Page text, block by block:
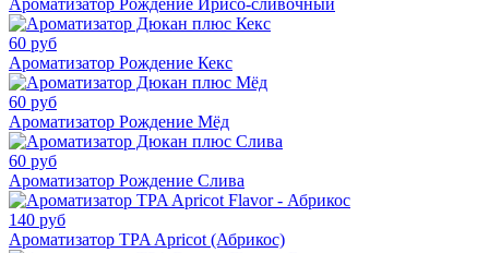
60 руб
Ароматизатор Рождение Кекс
60 руб
Ароматизатор Рождение Мёд
60 руб
Ароматизатор Рождение Слива
140 руб
Ароматизатор TPA Apricot (Абрикос)